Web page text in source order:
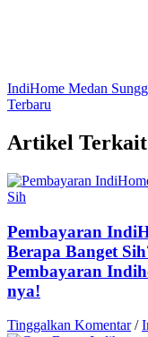
IndiHome Medan
Terbaru
Artikel Terkait
Pembayaran
Berapa Banget
Pembayaran
nya!
Tinggalkan Komentar /